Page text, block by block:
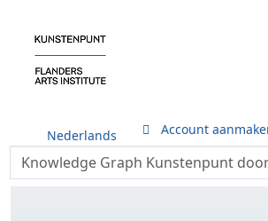
Nederlands Account